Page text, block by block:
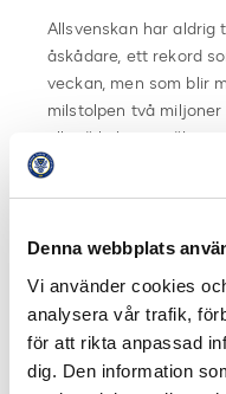
Denna webbplats
Vi använder cookies
analysera vår trafik,
för att rikta anpassad
dig. Den information
Allsvenskan har aldrig
åskådare, ett rekord
veckan, men som blir
milstolpen två
all möjlighet att öka
omgångar av serien.
nådd. Men fortfarande
innan medaljerna
Evenemangsansvarig
Robert Johansson /